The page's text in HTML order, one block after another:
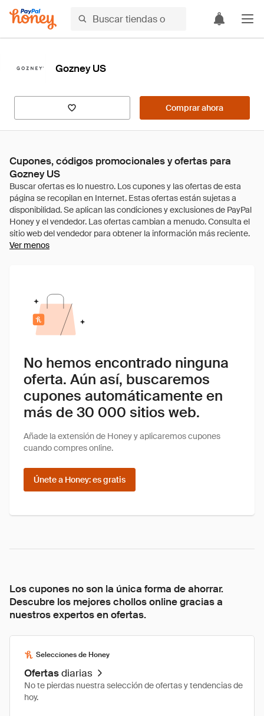
Gozney US
Comprar ahora
Cupones, códigos promocionales y ofertas para
Gozney US
Ver menos
No hemos encontrado ninguna
oferta. Aún así, buscaremos
cupones automáticamente en
más de 30 000 sitios web.
Añade la extensión de Honey y aplicaremos cupones
cuando compres online.
Únete a Honey: es gratis
Los cupones no son la única forma de ahorrar.
Descubre los mejores chollos online gracias a
nuestros expertos en ofertas.
Selecciones de Honey
Ofertasdiarias
No te pierdas nuestra selección de ofertas y tendencias de
hoy.